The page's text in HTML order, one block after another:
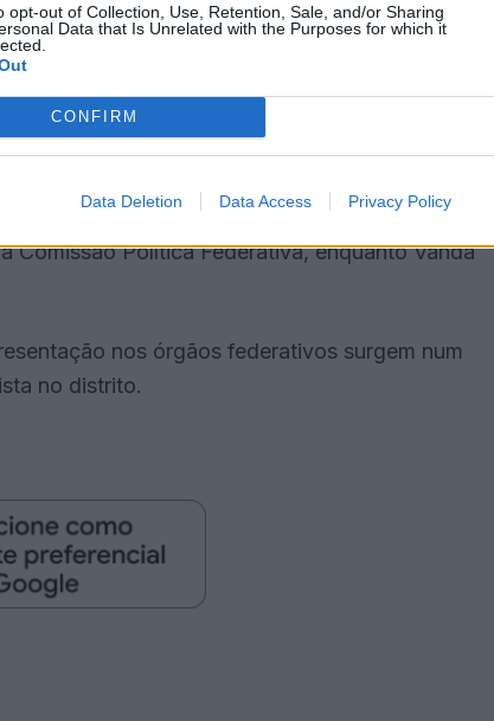
opt-out of Collection, Use, Retention, Sale, and/or Sharing
Data that Is Unrelated with the Purposes for which it
CONFIRM
Data Deletion Data Access Privacy Policy
órgãos federativos. Agostinho Arranca foi eleito
Política Federativa.
é membro inerente da Comissão Política
Federativa.
Comissão Política Federativa, enquanto Vanda
nos órgãos federativos surgem num
no distrito.